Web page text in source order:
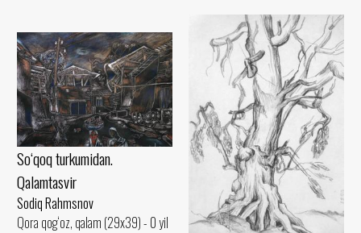
So‘qoq turkumidan.
Qalamtasvir
Sodiq Rahmsnov
Qora qog‘oz, qalam (29x39) - 0 yil